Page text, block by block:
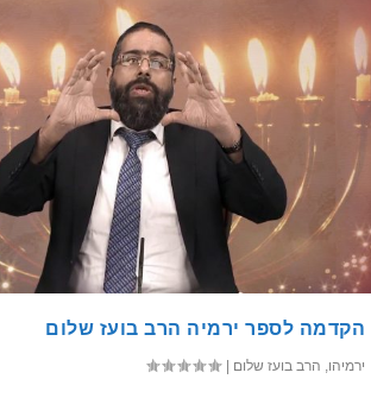
הקדמה לספר ירמיה הרב בועז שלום
ירמיהו, הרב בועז שלום